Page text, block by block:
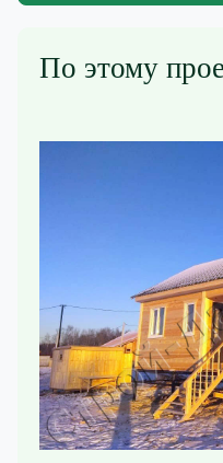
По этому